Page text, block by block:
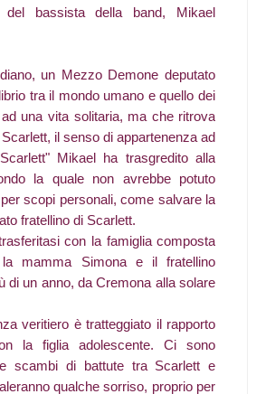
del bassista della band, Mikael
un Mezzo Demone deputato
tra il mondo umano e quello dei
una vita solitaria, ma che ritrova
il senso di appartenenza ad
Mikael ha trasgredito alla
la quale non avrebbe potuto
scopi personali, come salvare la
fratellino di Scarlett.
con la famiglia composta
mamma Simona e il fratellino
di un anno, da Cremona alla solare
veritiero è tratteggiato il rapporto
la figlia adolescente. Ci sono
scambi di battute tra Scarlett e
qualche sorriso, proprio per